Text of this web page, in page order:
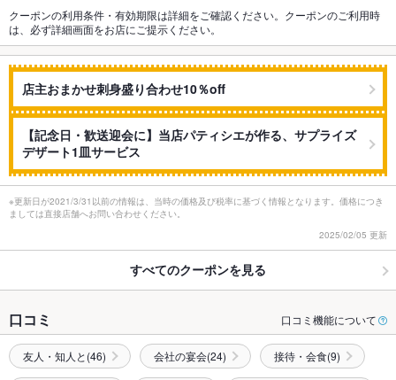
クーポンの利用条件・有効期限は詳細をご確認ください。クーポンのご利用時
は、必ず詳細画面をお店にご提示ください。
店主おまかせ刺身盛り合わせ10％off
【記念日・歓送迎会に】当店パティシエが作る、サプライズ
デザート1皿サービス
※更新日が2021/3/31以前の情報は、当時の価格及び税率に基づく情報となります。価格につき
ましては直接店舗へお問い合わせください。
2025/02/05 更新
すべてのクーポンを見る
口コミ 口コミ機能について
友人・知人と(46) 会社の宴会(24) 接待・会食(9)